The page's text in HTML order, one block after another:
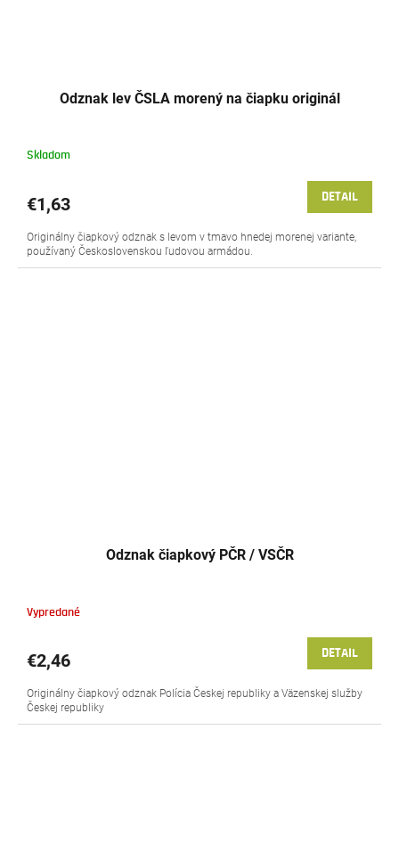
Odznak lev ČSLA morený na čiapku originál
Skladom
€1,63 DETAIL
Originálny čiapkový odznak s levom v tmavo hnedej morenej variante,
používaný Československou ľudovou armádou.
Odznak čiapkový PČR / VSČR
Vypredané
€2,46 DETAIL
Originálny čiapkový odznak Polícia Českej republiky a Väzenskej služby
Českej republiky